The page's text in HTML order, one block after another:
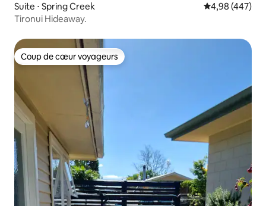
Suite ⋅ Spring Creek Évaluation
4,98 (447)
Tironui Hideaway.
Coup de cœur voyageurs
Coup de cœur voyageurs